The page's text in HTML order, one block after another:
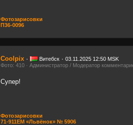
Фотозарисовки
П36-0096
Coolpix · Витебск · 03.11.2025 12:50 MSK
Фото: 410 · Администратор / Модератор
Супер!
Фотозарисовки
71-911ЕМ «Львёнок» № 5906